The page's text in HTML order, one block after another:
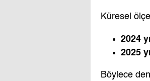
Küresel
2024
2025
Böylece